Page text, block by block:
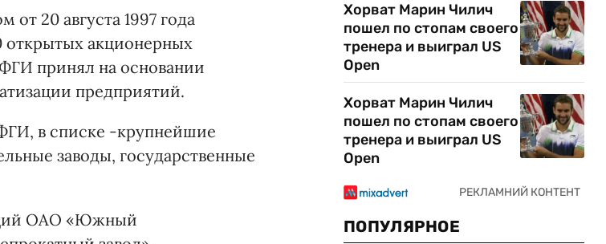
20 августа 1997 года
открытых акционерных
принял на основании
предприятий.
в списке -крупнейшие
заводы, государственные
ОАО «Южный
Хорват Марин Чилич
пошел по стопам своего
тренера и выиграл US
Open
Хорват Марин Чилич
пошел по стопам своего
тренера и выиграл US
Open
ПОПУЛЯРНОЕ